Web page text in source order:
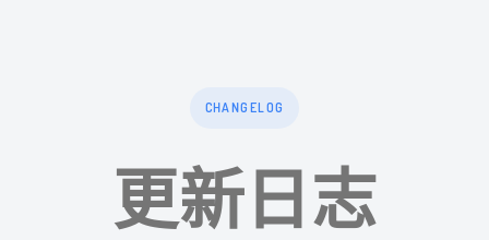
CHANGELOG
更新日志